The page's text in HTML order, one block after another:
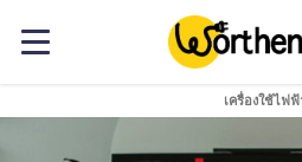
เครื่องใช้ไฟฟ้